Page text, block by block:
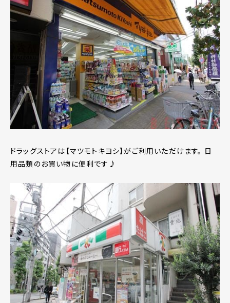
ドラッグストアは【マツモトキヨシ】がご利用いただけます。 日
用品類のお買い物に便利です♪